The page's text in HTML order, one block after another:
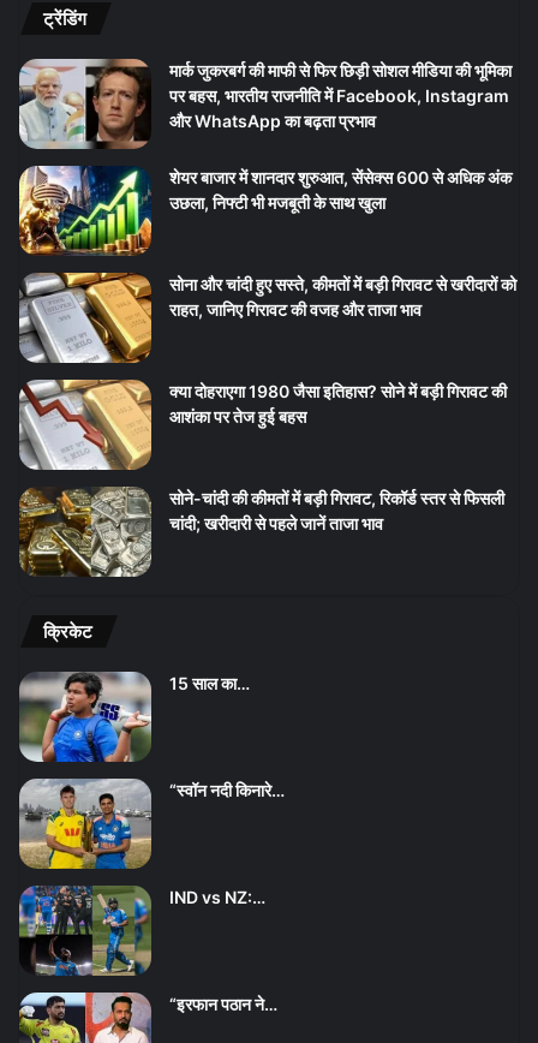
ट्रेंडिंग
मार्क जुकरबर्ग की माफी से फिर छिड़ी सोशल मीडिया की भूमिका
पर बहस, भारतीय राजनीति में Facebook, Instagram
और WhatsApp का बढ़ता प्रभाव
शेयर बाजार में शानदार शुरुआत, सेंसेक्स 600 से अधिक अंक
उछला, निफ्टी भी मजबूती के साथ खुला
सोना और चांदी हुए सस्ते, कीमतों में बड़ी गिरावट से खरीदारों को
राहत, जानिए गिरावट की वजह और ताजा भाव
क्या दोहराएगा 1980 जैसा इतिहास? सोने में बड़ी गिरावट की
आशंका पर तेज हुई बहस
सोने-चांदी की कीमतों में बड़ी गिरावट, रिकॉर्ड स्तर से फिसली
चांदी; खरीदारी से पहले जानें ताजा भाव
क्रिकेट
15 साल का…
“स्वॉन नदी किनारे…
IND vs NZ:…
“इरफान पठान ने…